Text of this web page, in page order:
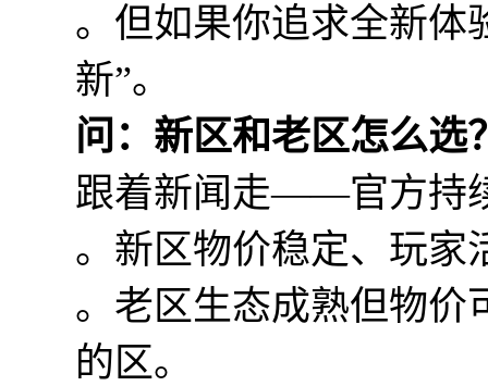
。但如果你追求全新体
新”。
问：新区和老区怎么选
跟着新闻走——官方持
。新区物价稳定、玩家
。老区生态成熟但物价
的区。